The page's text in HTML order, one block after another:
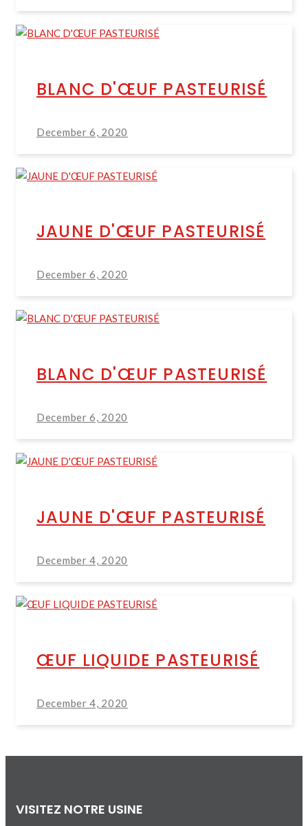
BLANC D'ŒUF PASTEURISÉ
December 6, 2020
JAUNE D'ŒUF PASTEURISÉ
December 6, 2020
BLANC D'ŒUF PASTEURISÉ
December 6, 2020
JAUNE D'ŒUF PASTEURISÉ
December 4, 2020
ŒUF LIQUIDE PASTEURISÉ
December 4, 2020
VISITEZ NOTRE USINE